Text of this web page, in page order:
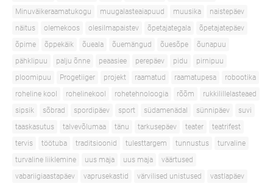
Minuväikeraamatukogu
muugalasteaiapuud muusika
naistepäev
näitus
olemekoos olesilmapaistev õpetajategala
õpetajatepäev
õpime
õppekäik õueala õuemängud õuesõpe
õunapuu
pähklipuu
palju õnne peaasiee perepäev pidu
pirnipuu
ploomipuu
Progetiiger projekt raamatud raamatupesa
robootika
roheline kool
rohelinekool rohetehnoloogia rõõm
rukkilillelasteaed
sipsik
sõbrad spordipäev sport südamenädal sünnipäev
suvi
taaskasutus
talvevõlumaa tänu tarkusepäev teater
teatrifest
tervis
töötuba traditsioonid tulesttargem tunnustus
turvaline
turvaline liiklemine
uus maja uus maja
väärtused
vabariigiaastapäev
vaprusekastid värvilised unistused
vastlapäev